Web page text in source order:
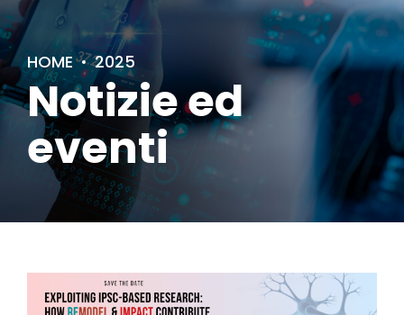
HOME 2025
Notizie ed
eventi